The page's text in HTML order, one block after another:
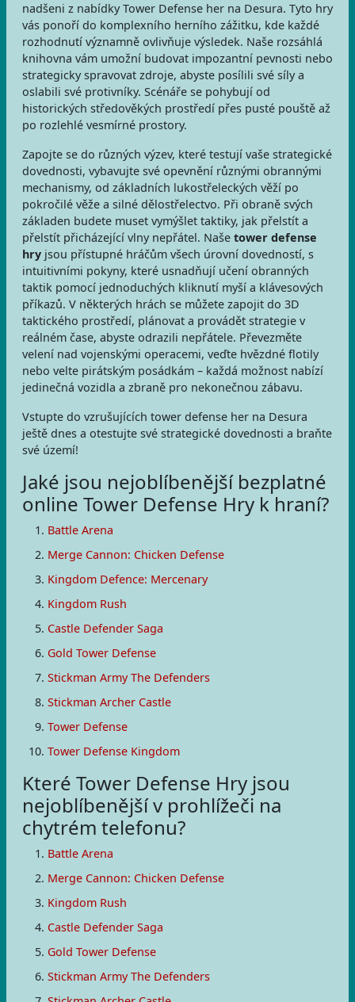
nadšeni z nabídky Tower Defense her na Desura. Tyto hry
vás ponoří do komplexního herního zážitku, kde každé
rozhodnutí významně ovlivňuje výsledek. Naše rozsáhlá
knihovna vám umožní budovat impozantní pevnosti nebo
strategicky spravovat zdroje, abyste posílili své síly a
oslabili své protivníky. Scénáře se pohybují od
historických středověkých prostředí přes pusté pouště až
po rozlehlé vesmírné prostory.
Zapojte se do různých výzev, které testují vaše strategické
dovednosti, vybavujte své opevnění různými obrannými
mechanismy, od základních lukostřeleckých věží po
pokročilé věže a silné dělostřelectvo. Při obraně svých
základen budete muset vymýšlet taktiky, jak přelstít a
přelstít přicházející vlny nepřátel. Naše tower defense
hry jsou přístupné hráčům všech úrovní dovedností, s
intuitivními pokyny, které usnadňují učení obranných
taktik pomocí jednoduchých kliknutí myší a klávesových
příkazů. V některých hrách se můžete zapojit do 3D
taktického prostředí, plánovat a provádět strategie v
reálném čase, abyste odrazili nepřátele. Převezměte
velení nad vojenskými operacemi, veďte hvězdné flotily
nebo velte pirátským posádkám – každá možnost nabízí
jedinečná vozidla a zbraně pro nekonečnou zábavu.
Vstupte do vzrušujících tower defense her na Desura
ještě dnes a otestujte své strategické dovednosti a braňte
své území!
Jaké jsou nejoblíbenější bezplatné
online Tower Defense Hry k hraní?
Battle Arena
Merge Cannon: Chicken Defense
Kingdom Defence: Mercenary
Kingdom Rush
Castle Defender Saga
Gold Tower Defense
Stickman Army The Defenders
Stickman Archer Castle
Tower Defense
Tower Defense Kingdom
Které Tower Defense Hry jsou
nejoblíbenější v prohlížeči na
chytrém telefonu?
Battle Arena
Merge Cannon: Chicken Defense
Kingdom Rush
Castle Defender Saga
Gold Tower Defense
Stickman Army The Defenders